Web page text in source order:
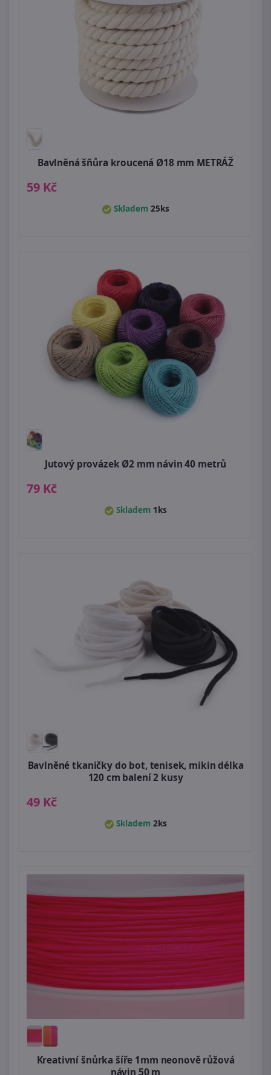
Bavlněná šňůra kroucená Ø18 mm METRÁŽ
59 Kč
Skladem 25ks
Jutový provázek Ø2 mm návin 40 metrů
79 Kč
Skladem 1ks
Bavlněné tkaničky do bot, tenisek, mikin délka
120 cm balení 2 kusy
49 Kč
Skladem 2ks
Kreativní šnůrka šíře 1mm neonově růžová
návin 50 m